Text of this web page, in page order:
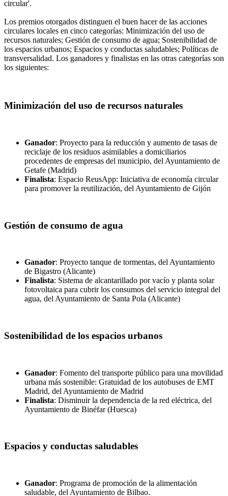
circular'.
Los premios otorgados distinguen el buen hacer de las acciones
circulares locales en cinco categorías: Minimización del uso de
recursos naturales; Gestión de consumo de agua; Sostenibilidad de
los espacios urbanos; Espacios y conductas saludables; Políticas de
transversalidad. Los ganadores y finalistas en las otras categorías son
los siguientes:
Minimización del uso de recursos naturales
Ganador: Proyecto para la reducción y aumento de tasas de
reciclaje de los residuos asimilables a domiciliarios
procedentes de empresas del municipio, del Ayuntamiento de
Getafe (Madrid)
Finalista: Espacio ReusApp: Iniciativa de economía circular
para promover la reutilización, del Ayuntamiento de Gijón
Gestión de consumo de agua
Ganador: Proyecto tanque de tormentas, del Ayuntamiento
de Bigastro (Alicante)
Finalista: Sistema de alcantarillado por vacío y planta solar
fotovoltaica para cubrir los consumos del servicio integral del
agua, del Ayuntamiento de Santa Pola (Alicante)
Sostenibilidad de los espacios urbanos
Ganador: Fomento del transporte público para una movilidad
urbana más sostenible: Gratuidad de los autobuses de EMT
Madrid, del Ayuntamiento de Madrid
Finalista: Disminuir la dependencia de la red eléctrica, del
Ayuntamiento de Binéfar (Huesca)
Espacios y conductas saludables
Ganador: Programa de promoción de la alimentación
saludable, del Ayuntamiento de Bilbao.